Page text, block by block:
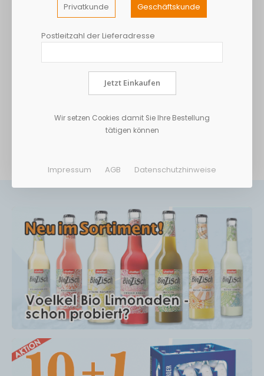
Schwarztee 80er
20er
Privatkunde Geschäftskunde
Postleitzahl der Lieferadresse
Jetzt Einkaufen
Wir setzen Cookies damit Sie Ihre Bestellung
tätigen können
Impressum AGB Datenschutzhinweise